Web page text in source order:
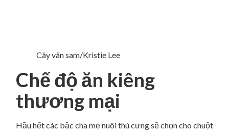
Cây vân sam/Kristie Lee
Chế độ ăn kiêng
thương mại
Hầu hết các bậc cha mẹ nuôi thú cưng sẽ chọn cho chuột